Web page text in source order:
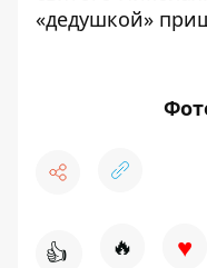
«дедушкой»
👍 🔥 ♥